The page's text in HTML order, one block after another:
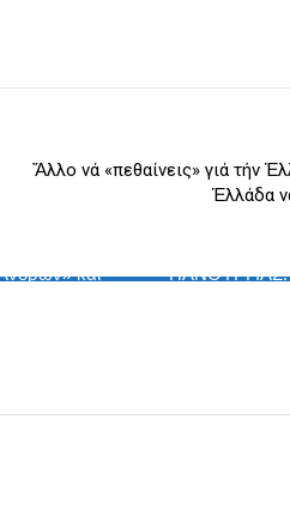
Ἄλλο νά «πεθαίνεις» γιά τήν
Ἑλλάδα
καί
ΠΑΝΟΥΡΓΙΑΣ: